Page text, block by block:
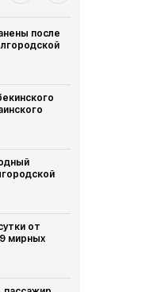
после
от
мирных